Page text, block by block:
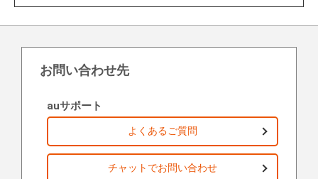
お問い合わせ先
auサポート
よくあるご質問
チャットでお問い合わせ